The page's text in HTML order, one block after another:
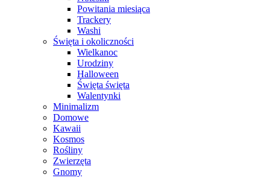
Powitania miesiąca
Trackery
Washi
Święta i okoliczności
Wielkanoc
Urodziny
Halloween
Święta święta
Walentynki
Minimalizm
Domowe
Kawaii
Kosmos
Rośliny
Zwierzęta
Gnomy